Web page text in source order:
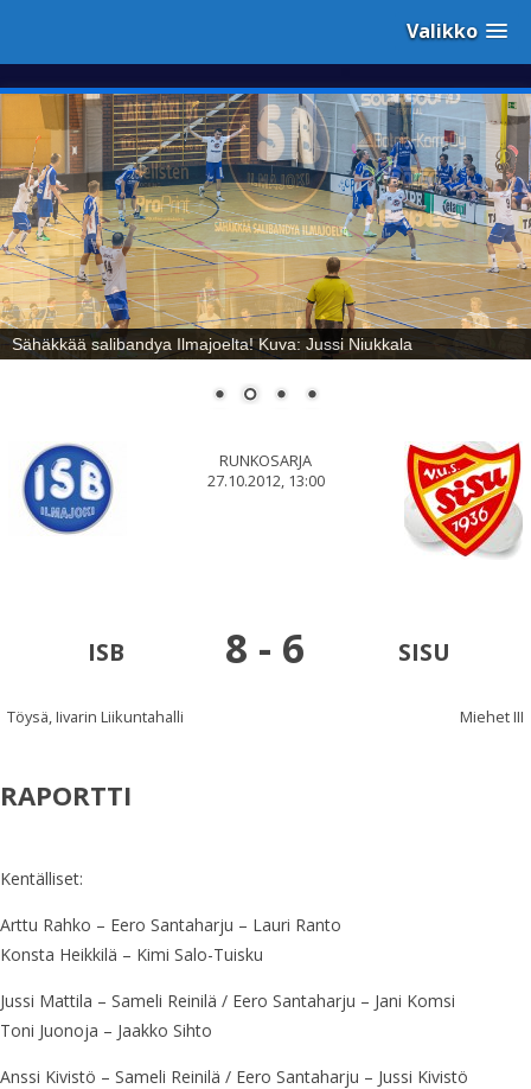
Valikko
Sähäkkää salibandya Ilmajoelta! Kuva: Jussi Niukkala
RUNKOSARJA
27.10.2012, 13:00
ISB 8 - 6 SISU
Töysä, Iivarin Liikuntahalli Miehet III
RAPORTTI
Kentälliset:
Arttu Rahko – Eero Santaharju – Lauri Ranto
Konsta Heikkilä – Kimi Salo-Tuisku
Jussi Mattila – Sameli Reinilä / Eero Santaharju – Jani Komsi
Toni Juonoja – Jaakko Sihto
Anssi Kivistö – Sameli Reinilä / Eero Santaharju – Jussi Kivistö